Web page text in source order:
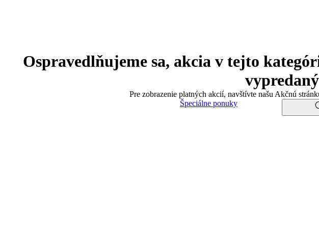
Ospravedlňujeme sa, akcia v tejto
vypredaný
Pre zobrazenie platných akcií, navštívte našu Akčnú
Špeciálne ponuky